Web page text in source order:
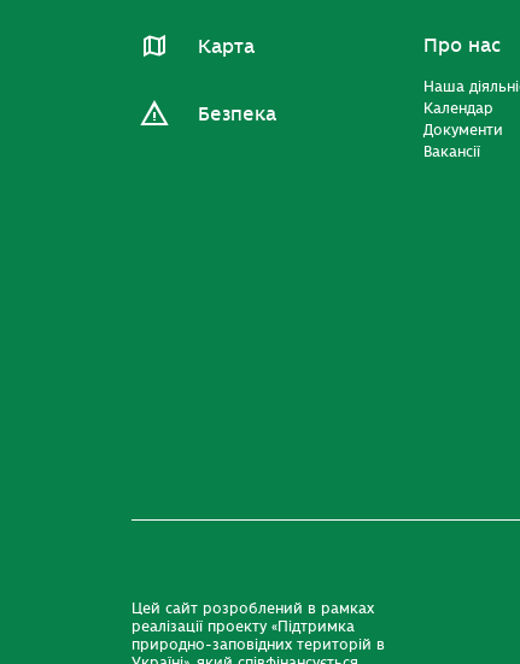
Карта
Безпека
Про нас
Наша
Календар
Документи
Вакансії
Цей сайт розроблений в рамках
реалізації проекту «Підтримка
природно-заповідних територій в